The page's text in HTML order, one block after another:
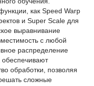
как Speed Warp
и Super Scale для
выравнивание
с любой
распределение
обеспечивают
обработки, позволяя
сложные